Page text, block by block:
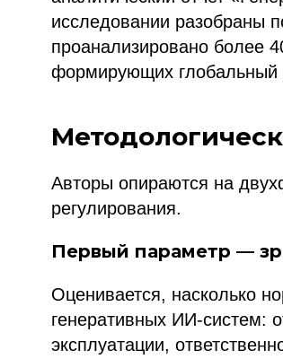
исследовании разобраны
проанализировано более
формирующих глобальный
Авторы опираются на
регулирования.
Первый параметр —
Оценивается, насколько
генеративных ИИ-систем:
эксплуатации,